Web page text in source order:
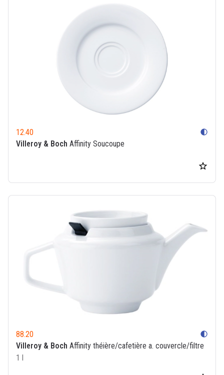
12.40 contrast
Villeroy & Boch Affinity Soucoupe
88.20 contrast
Villeroy & Boch Affinity théière/cafetière a. couvercle/filtre
1 l